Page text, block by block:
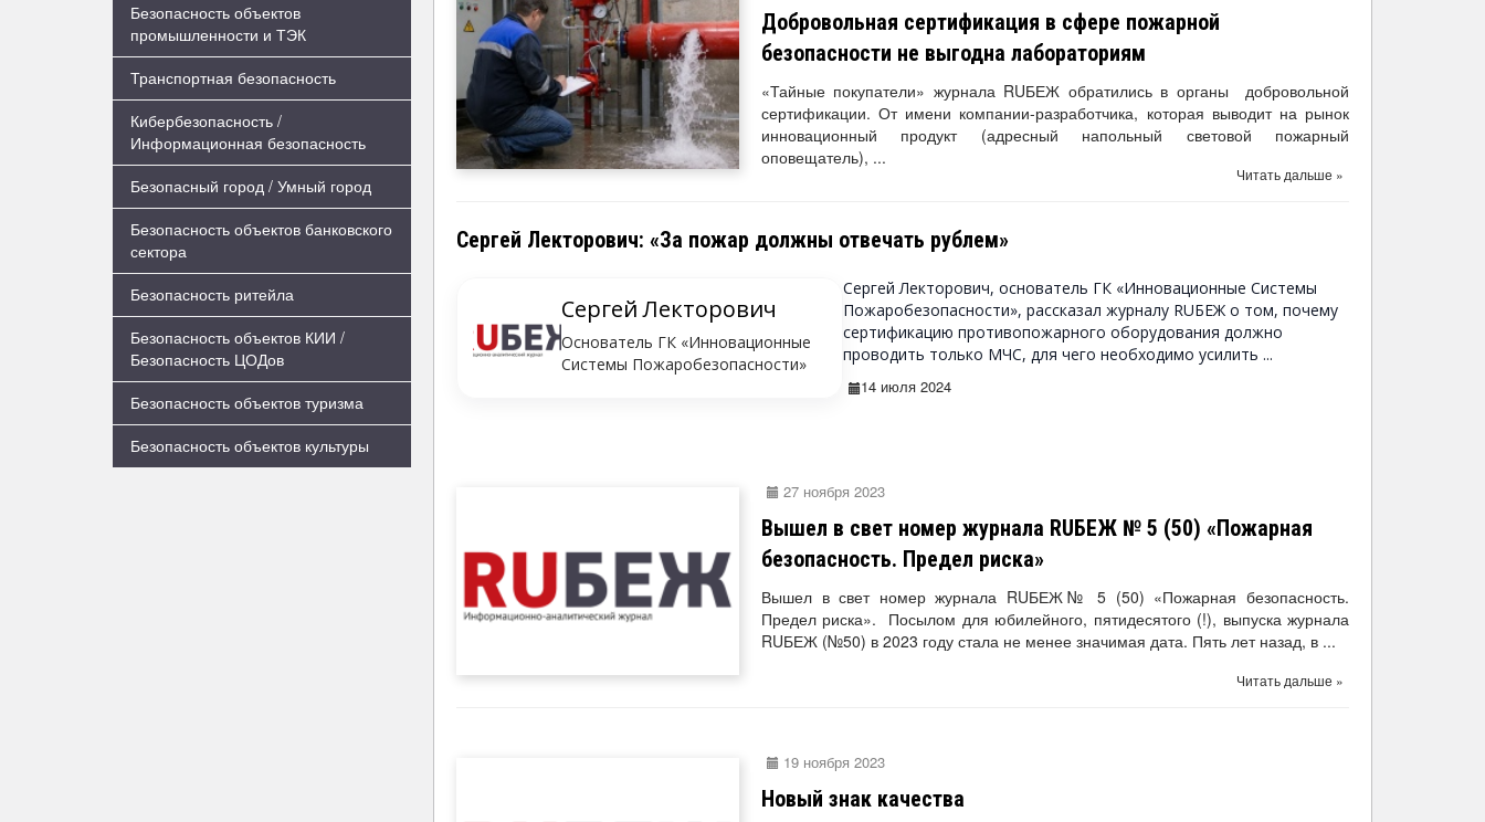
Безопасность объектов
промышленности и ТЭК
Транспортная безопасность
Кибербезопасность /
Информационная безопасность
Безопасный город / Умный город
Безопасность объектов банковского
сектора
Безопасность ритейла
Безопасность объектов КИИ /
Безопасность ЦОДов
Безопасность объектов туризма
Безопасность объектов культуры
Добровольная сертификация в сфере пожарной
безопасности не выгодна лабораториям
«Тайные покупатели» журнала RUБЕЖ обратились в органы добровольной
сертификации. От имени компании-разработчика, которая выводит на рынок
инновационный продукт (адресный напольный световой пожарный
оповещатель), ...
Читать дальше »
Сергей Лекторович: «За пожар должны отвечать рублем»
Сергей Лекторович
Основатель ГК «Инновационные
Системы Пожаробезопасности»
Сергей Лекторович, основатель ГК «Инновационные Системы
Пожаробезопасности», рассказал журналу RUБЕЖ о том, почему
сертификацию противопожарного оборудования должно
проводить только МЧС, для чего необходимо усилить ...
14 июля 2024
27 ноября 2023
Вышел в свет номер журнала RUБЕЖ № 5 (50) «Пожарная
безопасность. Предел риска»
Вышел в свет номер журнала RUБЕЖ№ 5 (50) «Пожарная безопасность.
Предел риска». Посылом для юбилейного, пятидесятого (!), выпуска журнала
RUБЕЖ (№50) в 2023 году стала не менее значимая дата. Пять лет назад, в ...
Читать дальше »
19 ноября 2023
Новый знак качества